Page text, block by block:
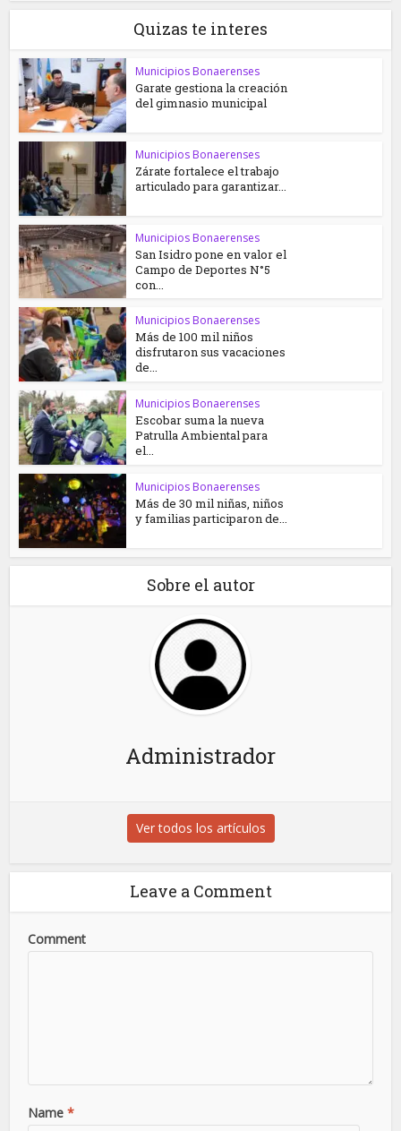
Quizas te interes
Municipios Bonaerenses
Garate gestiona la creación
del gimnasio municipal
Municipios Bonaerenses
Zárate fortalece el trabajo
articulado para garantizar...
Municipios Bonaerenses
San Isidro pone en valor el
Campo de Deportes N°5
con...
Municipios Bonaerenses
Más de 100 mil niños
disfrutaron sus vacaciones
de...
Municipios Bonaerenses
Escobar suma la nueva
Patrulla Ambiental para
el...
Municipios Bonaerenses
Más de 30 mil niñas, niños
y familias participaron de...
Sobre el autor
Administrador
Ver todos los artículos
Leave a Comment
Comment
Name *